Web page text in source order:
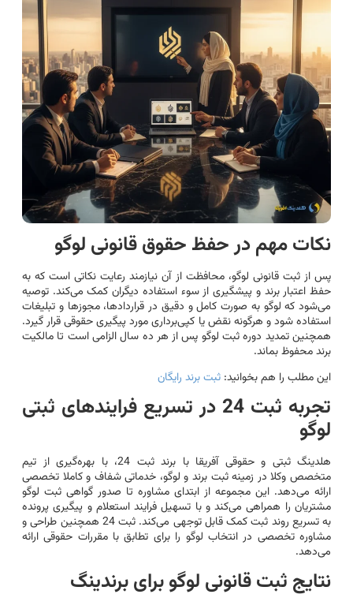
نکات مهم در حفظ حقوق قانونی لوگو
پس از ثبت قانونی لوگو، محافظت از آن نیازمند رعایت نکاتی است که به
حفظ اعتبار برند و پیشگیری از سوء استفاده دیگران کمک می‌کند. توصیه
می‌شود که لوگو به صورت کامل و دقیق در قراردادها، مجوزها و تبلیغات
استفاده شود و هرگونه نقض یا کپی‌برداری مورد پیگیری حقوقی قرار گیرد.
همچنین تمدید دوره ثبت لوگو پس از هر ده سال الزامی است تا مالکیت
برند محفوظ بماند.
این مطلب را هم بخوانید: ثبت برند رایگان
تجربه ثبت 24 در تسریع فرایندهای ثبتی
لوگو
هلدینگ ثبتی و حقوقی آفریقا با برند ثبت 24، با بهره‌گیری از تیم
متخصص وکلا در زمینه ثبت برند و لوگو، خدماتی شفاف و کاملا تخصصی
ارائه می‌دهد. این مجموعه از ابتدای مشاوره تا صدور گواهی ثبت لوگو
مشتریان را همراهی می‌کند و با تسهیل فرایند استعلام و پیگیری پرونده
به تسریع روند ثبت کمک قابل توجهی می‌کند. ثبت 24 همچنین طراحی و
مشاوره تخصصی در انتخاب لوگو را برای تطابق با مقررات حقوقی ارائه
می‌دهد.
نتایج ثبت قانونی لوگو برای برندینگ